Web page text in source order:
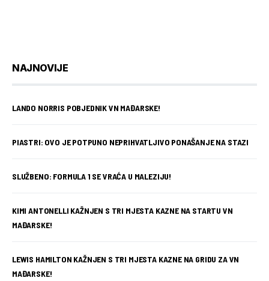
NAJNOVIJE
LANDO NORRIS POBJEDNIK VN MAĐARSKE!
PIASTRI: OVO JE POTPUNO NEPRIHVATLJIVO PONAŠANJE NA STAZI
SLUŽBENO: FORMULA 1 SE VRAĆA U MALEZIJU!
KIMI ANTONELLI KAŽNJEN S TRI MJESTA KAZNE NA STARTU VN
MAĐARSKE!
LEWIS HAMILTON KAŽNJEN S TRI MJESTA KAZNE NA GRIDU ZA VN
MAĐARSKE!